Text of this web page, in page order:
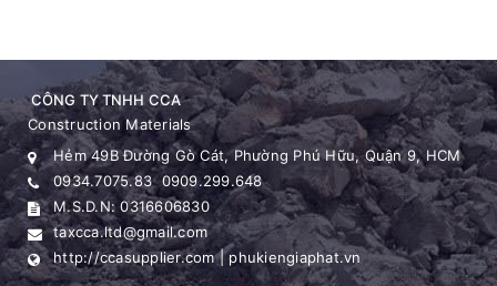
CÔNG TY TNHH CCA
Construction Materials
Hẻm 49B Đường Gò Cát, Phường Phú Hữu, Quận 9, HCM
0934.7075.83 0909.299.648
M.S.D.N: 0316606830
taxcca.ltd@gmail.com
http://ccasupplier.com | phukiengiaphat.vn